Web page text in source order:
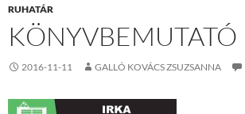
RUHATÁR
KÖNYVBEMUTATÓ
2016-11-11 GALLÓ KOVÁCS ZSUZSANNA